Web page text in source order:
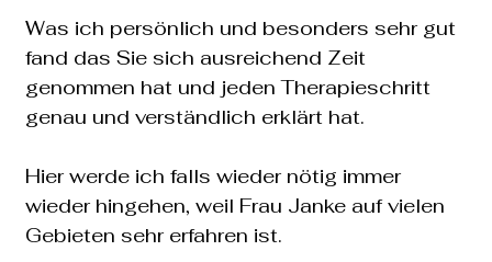
Was ich persönlich und besonders sehr gut
fand das Sie sich ausreichend Zeit
genommen hat und jeden Therapieschritt
genau und verständlich erklärt hat.
Hier werde ich falls wieder nötig immer
wieder hingehen, weil Frau Janke auf vielen
Gebieten sehr erfahren ist.